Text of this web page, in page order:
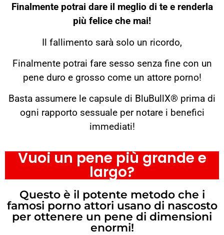
Finalmente potrai dare il meglio di te e renderla
più felice che mai!
Il fallimento sarà solo un ricordo,
Finalmente potrai fare sesso senza fine con un
pene duro e grosso come un attore porno!
Basta assumere le capsule di BluBullX® prima di
ogni rapporto sessuale per notare i benefici
immediati!
Vuoi un pene più grande e
largo?
Questo è il potente metodo che i
famosi porno attori usano di nascosto
per ottenere un pene di dimensioni
enormi!